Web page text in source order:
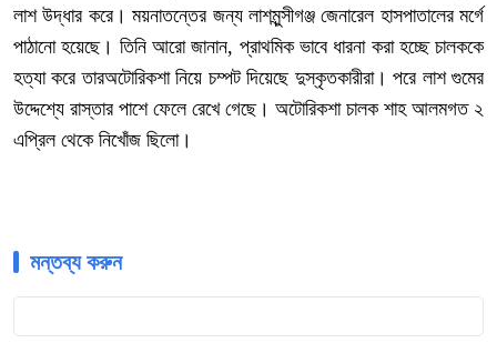
লাশ উদ্ধার করে। ময়নাতন্তের জন্য লাশমুন্সীগঞ্জ জেনারেল হাসপাতালের মর্গে
পাঠানো হয়েছে। তিনি আরো জানান, প্রাথমিক ভাবে ধারনা করা হচ্ছে চালককে
হত্যা করে তারঅটোরিকশা নিয়ে চম্পট দিয়েছে দুস্কৃতকারীরা। পরে লাশ গুমের
উদ্দেশ্যে রাস্তার পাশে ফেলে রেখে গেছে। অটোরিকশা চালক শাহ আলমগত ২
এপ্রিল থেকে নিখোঁজ ছিলো।
মন্তব্য করুন